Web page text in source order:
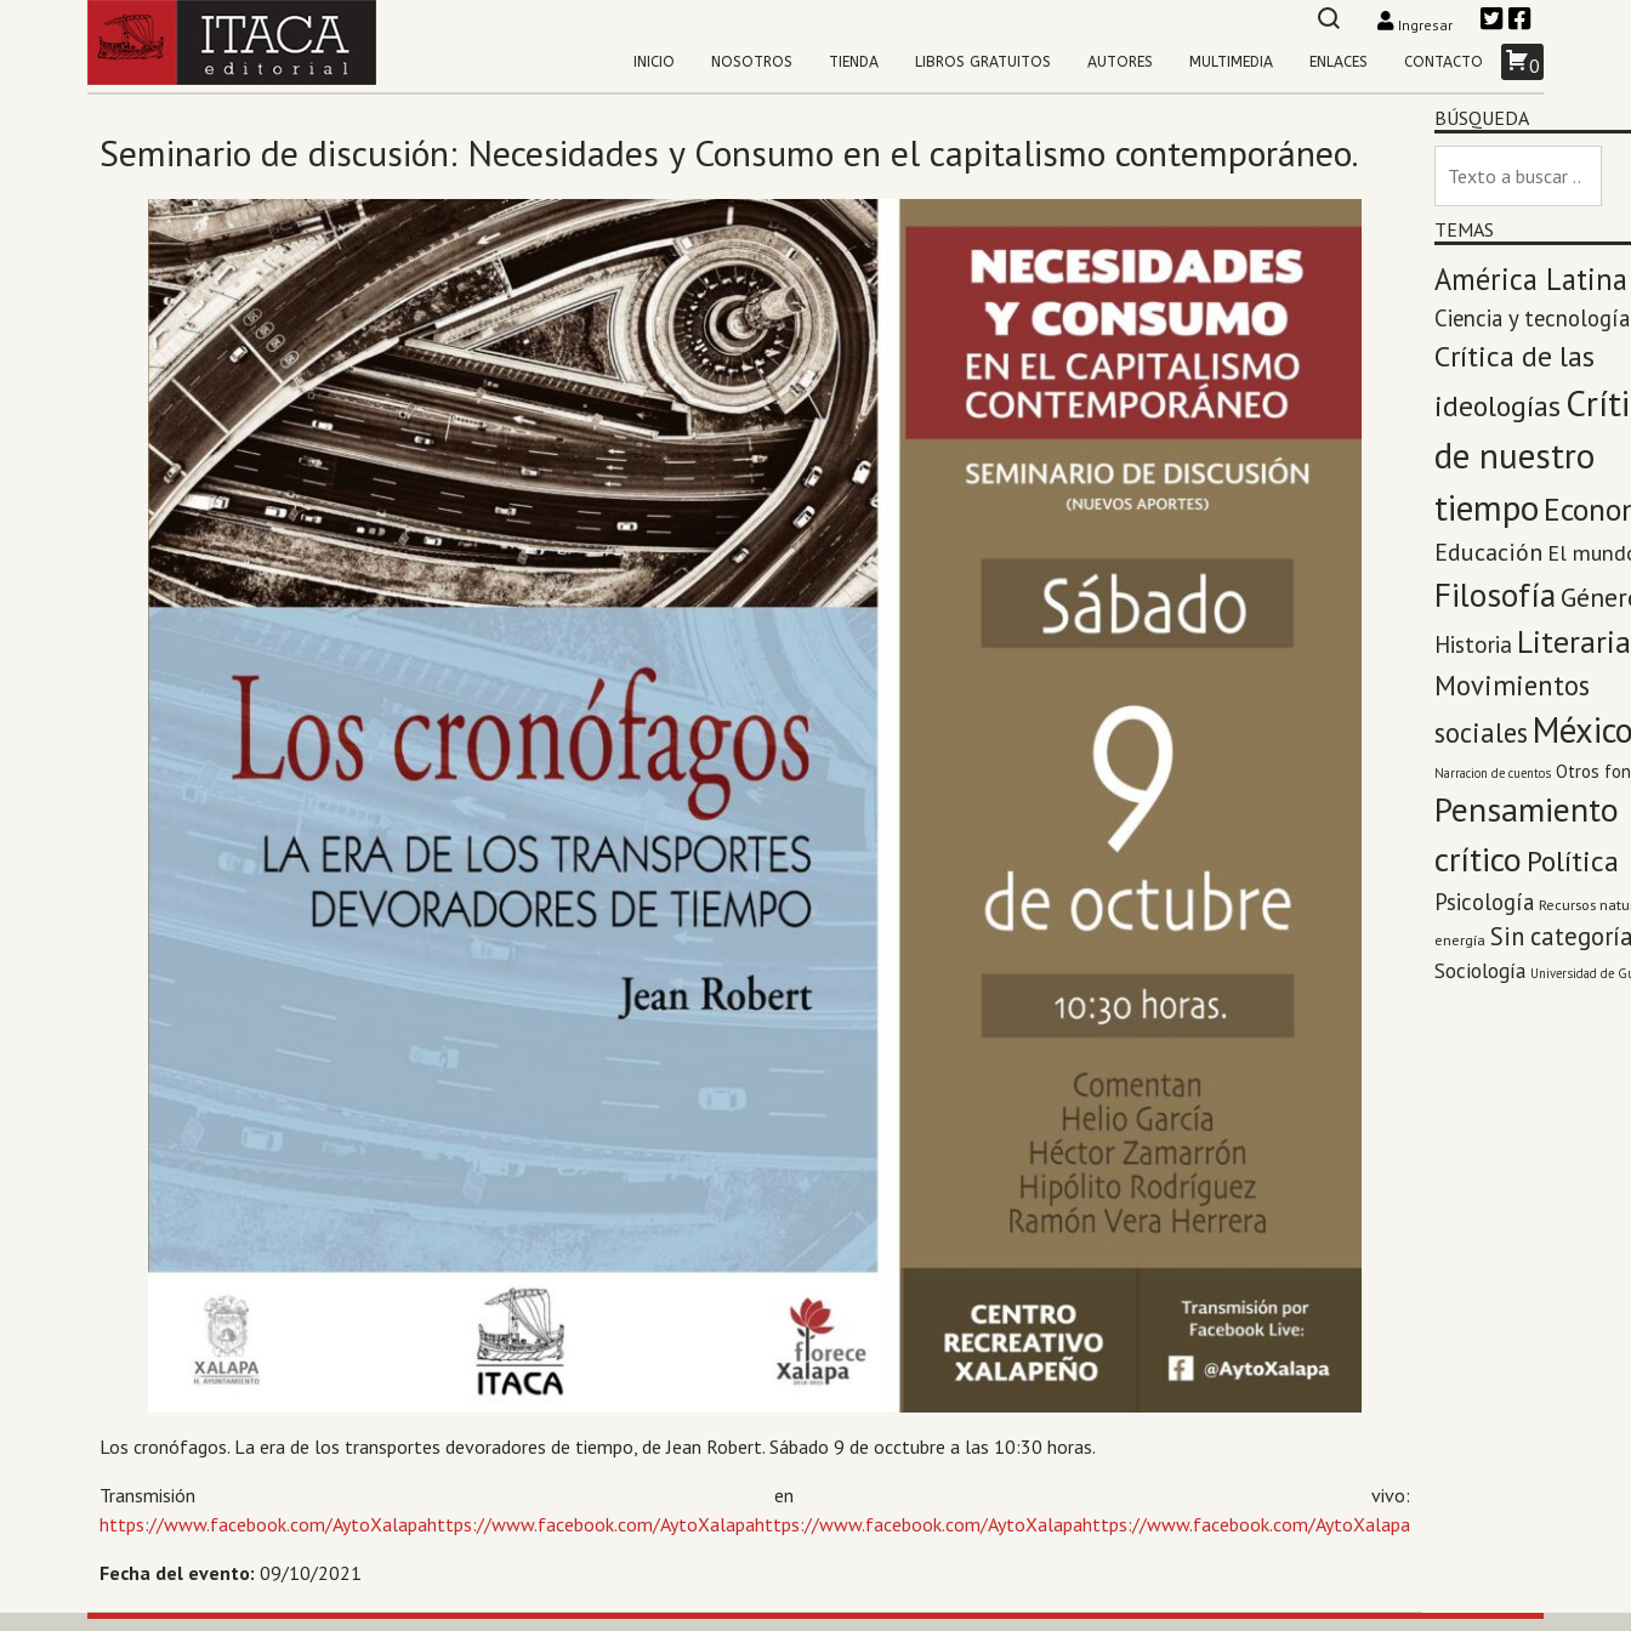
Ingresar
0
INICIO NOSOTROS TIENDA LIBROS GRATUITOS AUTORES MULTIMEDIA ENLACES CONTACTO
Seminario de discusión: Necesidades y Consumo en el capitalismo contemporáneo.
Los cronófagos. La era de los transportes devoradores de tiempo, de Jean Robert. Sábado 9 de occtubre a las 10:30 horas.
Transmisión en vivo:
https://www.facebook.com/AytoXalapahttps://www.facebook.com/AytoXalapahttps://www.facebook.com/AytoXalapahttps://www.facebook.com/AytoXalapa
Fecha del evento: 09/10/2021
BÚSQUEDA
TEMAS
América Latina
Ciencia y tecnología
Crítica de las
ideologías
de nuestro
tiempo
Educación El
Filosofía
Historia Literaria
Movimientos
sociales
Narracion de cuentos Otros
Pensamiento
crítico Política
Psicología Recursos
energía Sin
Sociología Universidad de